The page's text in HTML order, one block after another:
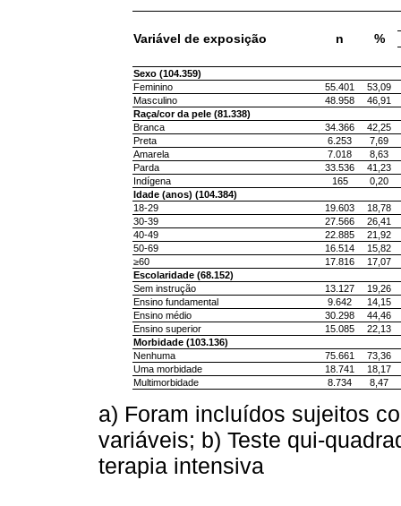
Variável de exposição n %
Sexo (104.359)
Feminino
55.401
53,09
Masculino
48.958
46,91
Raça/cor da pele (81.338)
Branca
34.366
42,25
Preta
6.253
7,69
Amarela
7.018
8,63
Parda
33.536
41,23
Indígena
165
0,20
Idade (anos) (104.384)
18-29
19.603
18,78
30-39
27.566
26,41
40-49
22.885
21,92
50-69
16.514
15,82
≥60
17.816
17,07
Escolaridade (68.152)
Sem instrução
13.127
19,26
Ensino fundamental
9.642
14,15
Ensino médio
30.298
44,46
Ensino superior
15.085
22,13
Morbidade (103.136)
Nenhuma
75.661
73,36
Uma morbidade
18.741
18,17
Multimorbidade
8.734 8,47
a) Foram incluídos sujeitos
variáveis; b) Teste qui-
terapia intensiva